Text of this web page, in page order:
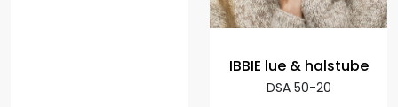
IBBIE lue & halstube
DSA 50-20